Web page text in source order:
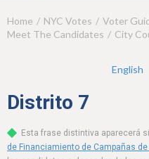
Y
a
e
Home NYC Votes Voter
Meet The Candidates
City
English
Distrito 7
Esta frase distintiva aparecerá
de Financiamiento de Campañas